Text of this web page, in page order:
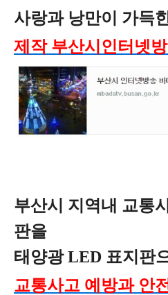
사랑과 낭만이 가득
제작 부산시인터넷
부산시 지역내 교통
판을
태양광 LED 표지판
교통사고 예방과 안